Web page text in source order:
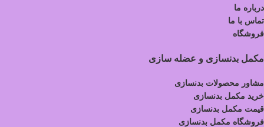
درباره ما
تماس با ما
فروشگاه
مکمل بدنسازی و عضله سازی
مشاور محصولات بدنسازی
خرید مکمل بدنسازی
قیمت مکمل بدنسازی
فروشگاه مکمل بدنسازی